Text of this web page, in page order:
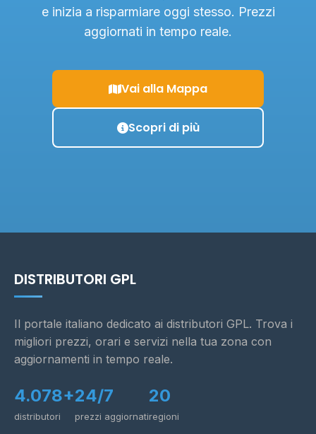
e inizia a risparmiare oggi stesso. Prezzi
aggiornati in tempo reale.
Vai alla Mappa
Scopri di più
DISTRIBUTORI GPL
Il portale italiano dedicato ai distributori GPL. Trova i
migliori prezzi, orari e servizi nella tua zona con
aggiornamenti in tempo reale.
4.078+
distributori
24/7
prezzi aggiornati
20
regioni